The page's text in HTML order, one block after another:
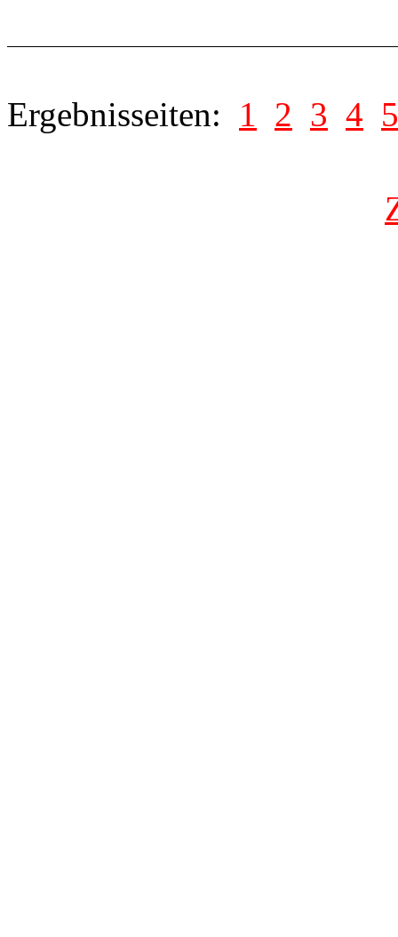
Ergebnisseiten: 1 2 3 4 5